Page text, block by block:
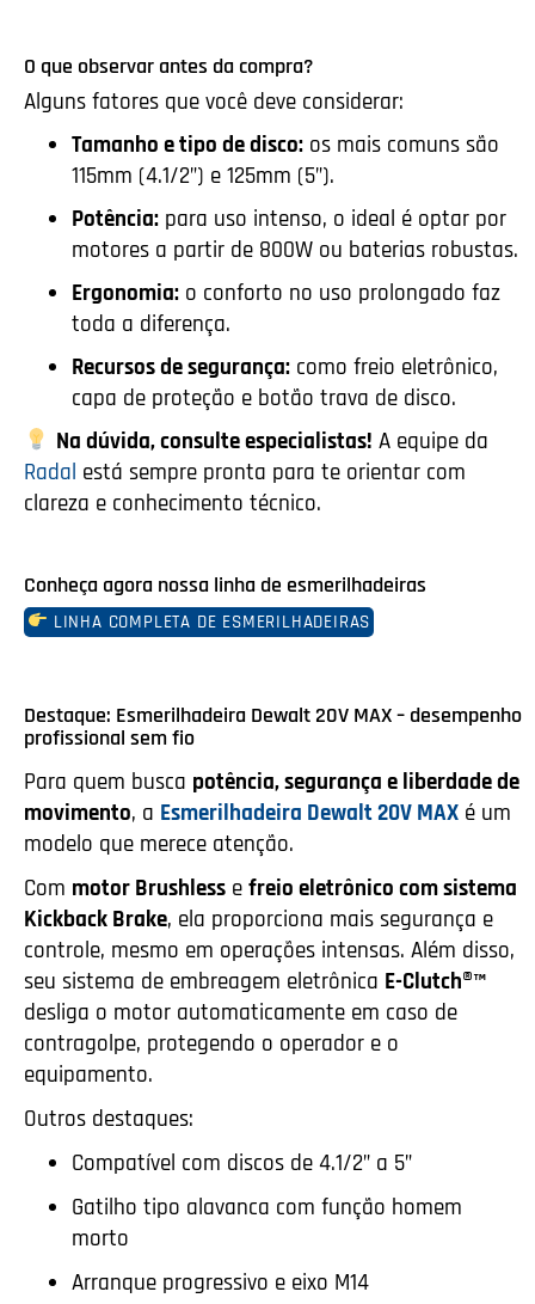
O que observar antes da compra?
Alguns fatores que você deve considerar:
Tamanho e tipo de disco: os mais comuns são
115mm (4.1/2”) e 125mm (5”).
Potência: para uso intenso, o ideal é optar por
motores a partir de 800W ou baterias robustas.
Ergonomia: o conforto no uso prolongado faz
toda a diferença.
Recursos de segurança: como freio eletrônico,
capa de proteção e botão trava de disco.
Na dúvida, consulte especialistas! A equipe da
Radal está sempre pronta para te orientar com
clareza e conhecimento técnico.
Conheça agora nossa linha de esmerilhadeiras
LINHA COMPLETA DE ESMERILHADEIRAS
Destaque: Esmerilhadeira Dewalt 20V MAX – desempenho
profissional sem fio
Para quem busca potência, segurança e liberdade de
movimento, a Esmerilhadeira Dewalt 20V MAX é um
modelo que merece atenção.
Com motor Brushless e freio eletrônico com sistema
Kickback Brake, ela proporciona mais segurança e
controle, mesmo em operações intensas. Além disso,
seu sistema de embreagem eletrônica E-Clutch®™
desliga o motor automaticamente em caso de
contragolpe, protegendo o operador e o
equipamento.
Outros destaques:
Compatível com discos de 4.1/2” a 5”
Gatilho tipo alavanca com função homem
morto
Arranque progressivo e eixo M14